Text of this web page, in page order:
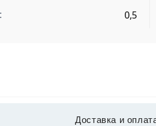
0,5
Доставка и